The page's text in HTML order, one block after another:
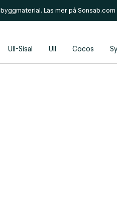
Läs mer på Sonsab.com
Ull-Sisal Ull Cocos